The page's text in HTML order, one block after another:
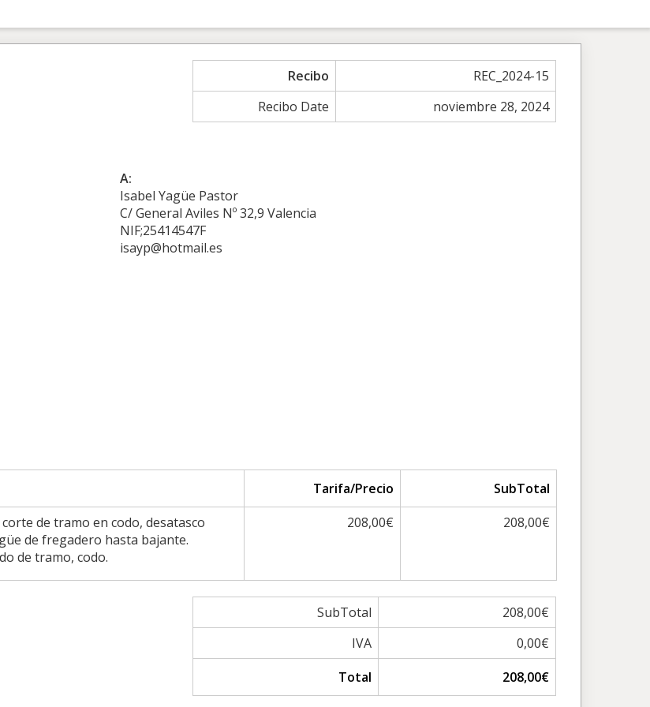
Recibo
REC_2024-15
Recibo Date
noviembre 28, 2024
A:
Isabel Yagüe Pastor
C/ General Aviles Nº 32,9 Valencia
NIF;25414547F
isayp@hotmail.es
Tarifa/Precio
SubTotal
de tramo en codo, desatasco
de fregadero hasta bajante.
de tramo, codo.
208,00€ 208,00€
SubTotal
208,00€
IVA
0,00€
Total
208,00€